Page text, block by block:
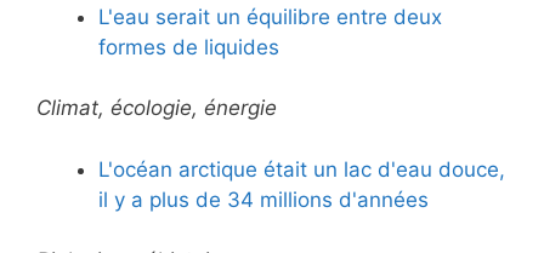
L'eau serait un équilibre entre deux
formes de liquides
Climat, écologie, énergie
L'océan arctique était un lac d'eau douce,
il y a plus de 34 millions d'années